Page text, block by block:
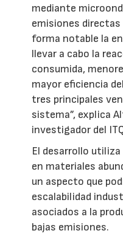
mediante
emisiones directas
forma notable la
llevar a cabo la
consumida,
mayor eficiencia
tres principales
sistema”, explica
investigador del
El desarrollo
en materiales
un aspecto que
escalabilidad
asociados a la
bajas emisiones.